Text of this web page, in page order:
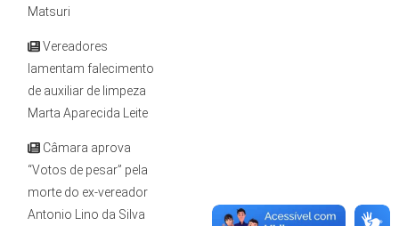
Matsuri
Vereadores
lamentam falecimento
de auxiliar de limpeza
Marta Aparecida Leite
Câmara aprova
“Votos de pesar” pela
morte do ex-vereador
Antonio Lino da Silva